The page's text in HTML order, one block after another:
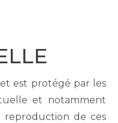
est protégé par les
et notamment
reproduction de ces